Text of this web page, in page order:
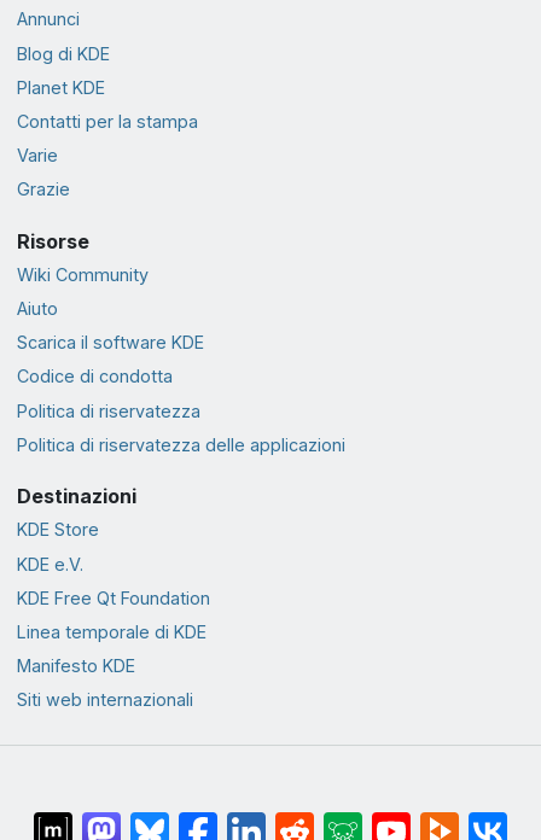
Annunci
Blog di KDE
Planet KDE
Contatti per la stampa
Varie
Grazie
Risorse
Wiki Community
Aiuto
Scarica il software KDE
Codice di condotta
Politica di riservatezza
Politica di riservatezza delle applicazioni
Destinazioni
KDE Store
KDE e.V.
KDE Free Qt Foundation
Linea temporale di KDE
Manifesto KDE
Siti web internazionali